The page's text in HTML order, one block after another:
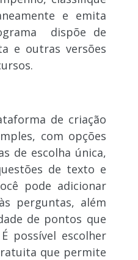
e emita
dispõe de
e outras versões
de criação
com opções
de escolha única,
de texto e
pode adicionar
perguntas, além
de pontos que
possível escolher
que permite